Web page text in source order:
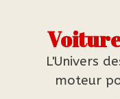
L'Univers
moteur